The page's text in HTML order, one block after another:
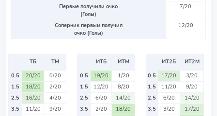
Первые получили очко
(Голы)
7/20
Соперник первым получил
очко (Голы)
12/20
ТБ
ТМ
0.5
20/20
0/20
1.5
18/20
2/20
2.5
16/20
4/20
3.5
11/20
9/20
ИТБ
ИТМ
0.5
19/20
1/20
1.5
12/20
8/20
2.5
6/20
14/20
3.5
2/20
18/20
ИТ2Б
ИТ2М
0.5
17/20
3/20
1.5
11/20
9/20
2.5
6/20
14/20
3.5
3/20
17/20